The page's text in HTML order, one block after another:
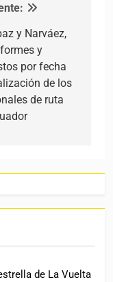
y Narváez,
y
por fecha
de los
de ruta
de La Vuelta